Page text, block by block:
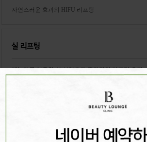
자연스러운 효과의 HIFU 리프팅
실 리프팅
캐눌라를 이용한 실 삽입으로 즉각적인 리프팅 효과
펜타입 HIFU 리프팅